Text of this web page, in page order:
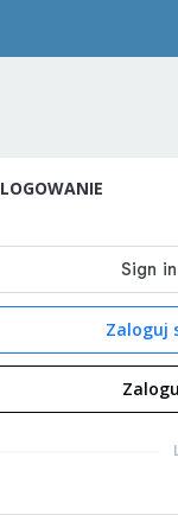
LOGOWANIE
Zaloguj